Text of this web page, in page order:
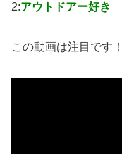
2:アウトドアー好き
この動画は注目です！